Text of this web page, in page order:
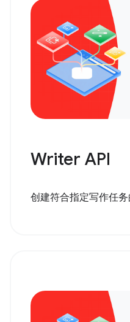
Writer API
创建符合指定写作任务